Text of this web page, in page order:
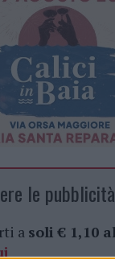
le
a soli € 1,10